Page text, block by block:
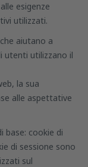
esigenze
utilizzati.
aiutano a
utenti utilizzano il
la sua
alle aspettative
base: cookie di
di sessione sono
sul